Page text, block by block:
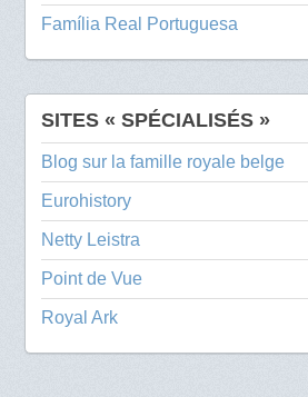
Família Real Portuguesa
SITES « SPÉCIALISÉS »
Blog sur la famille royale belge
Eurohistory
Netty Leistra
Point de Vue
Royal Ark